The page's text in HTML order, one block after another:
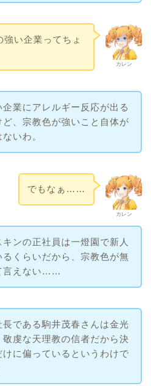
カレン
い企業ってちょ
業にアレルギー反応が出る
、宗教色が強いこと自体が
いわ。
カレン
でもなぁ……
ンの正社員は一燈園で新人
くらいだから、宗教色が無
言えない……
長である駒井茂春さんは金光
虔な天理教の信者だから決
けに偏っているというわけで